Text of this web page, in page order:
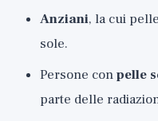
Anziani, la cui
sole.
Persone conpelle
parte delle